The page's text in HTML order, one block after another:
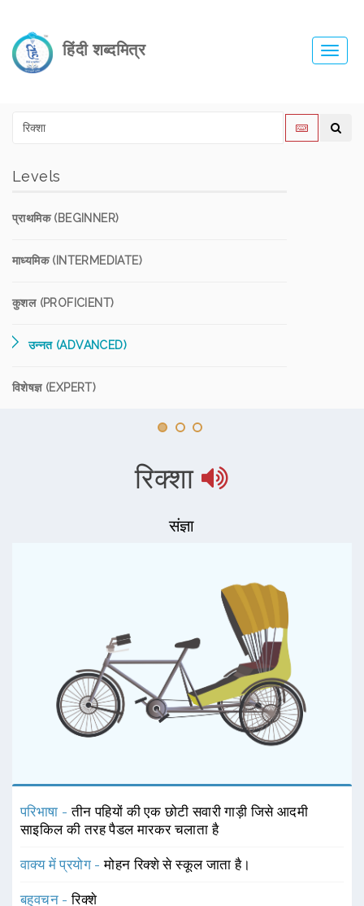
हिंदी शब्दमित्र
Levels
प्राथमिक (BEGINNER)
माध्यमिक (INTERMEDIATE)
कुशल (PROFICIENT)
उन्नत (ADVANCED)
विशेषज्ञ (EXPERT)
रिक्शा
संज्ञा
परिभाषा -तीन पहियों की एक छोटी सवारी गाड़ी जिसे आदमी
साइकिल की तरह पैडल मारकर चलाता है
वाक्य में प्रयोग -मोहन रिक्शे से स्कूल जाता है।
बहुवचन -रिक्शे